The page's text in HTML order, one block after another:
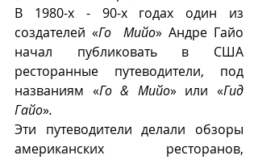
В 1980-х - 90-х годах один из
создателей «Го  Мийо» Андре Гайо
начал публиковать в США
ресторанные путеводители, под
названиям «Го & Мийо» или «Гид
Гайо».
Эти путеводители делали обзоры
американских ресторанов,